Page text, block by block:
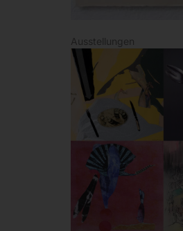
Ausstellungen